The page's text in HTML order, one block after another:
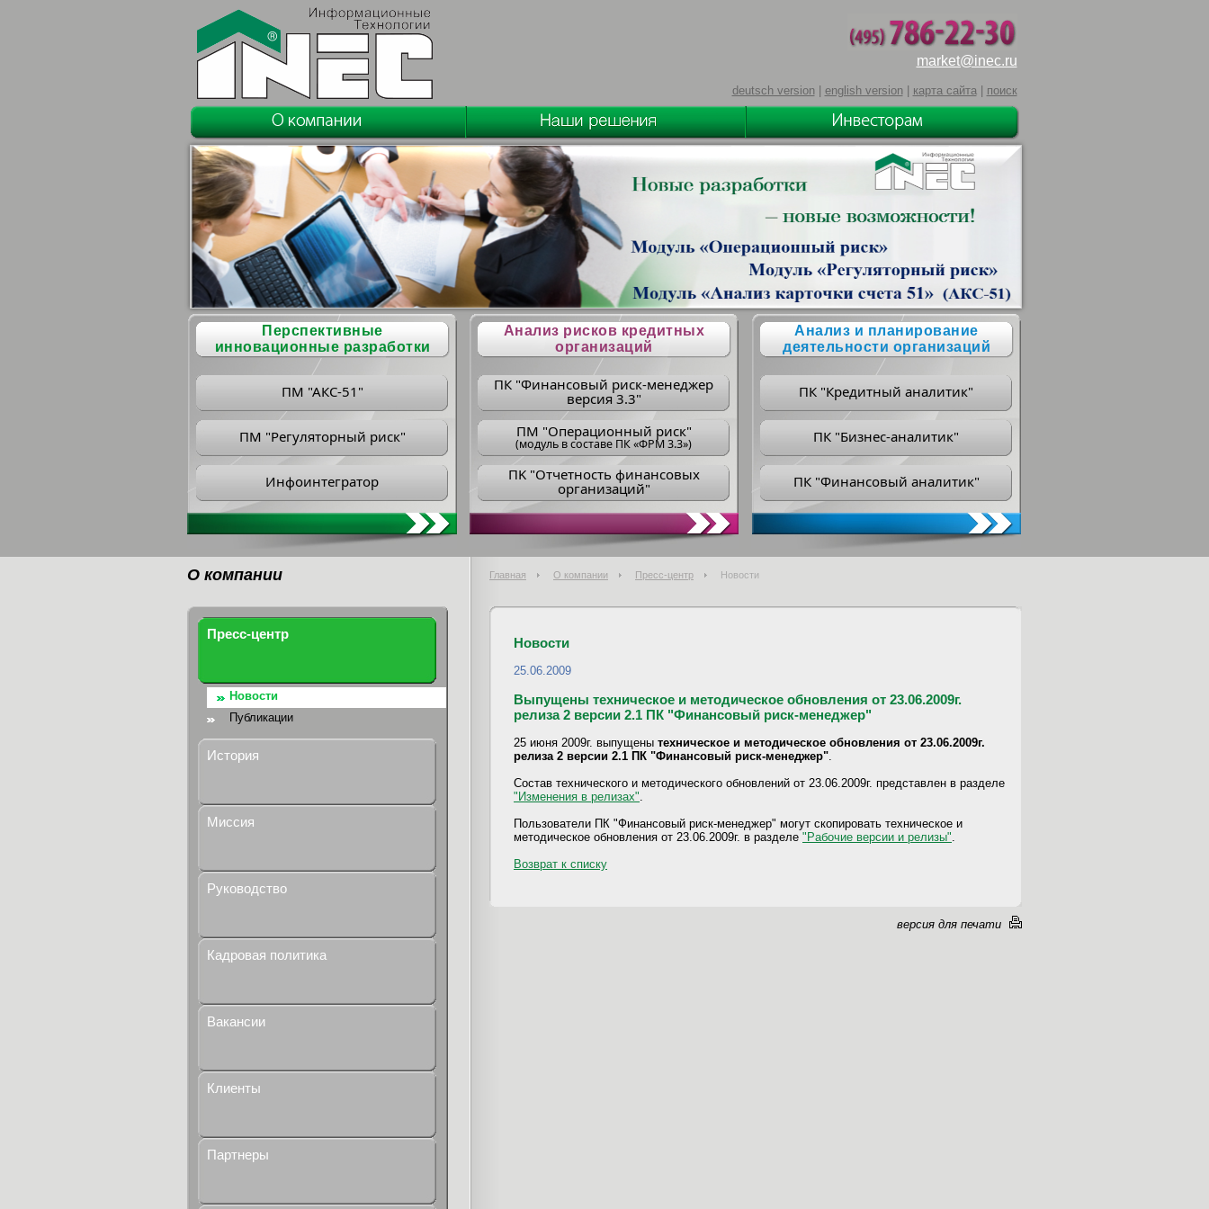
market@inec.ru
deutsch version| english version| карта сайта| поиск
Перспективные
инновационные разработки
ПМ "АКС-51"
ПМ "Регуляторный риск"
Инфоинтегратор
Анализ рисков кредитных
организаций
ПК "Финансовый риск-менеджер
версия 3.3"
ПM "Операционный риск"
(модуль в составе ПК «ФРМ 3.3»)
ПK "Отчетность финансовых
организаций"
Анализ и планирование
деятельности организаций
ПК "Кредитный аналитик"
ПК "Бизнес-аналитик"
ПК "Финансовый аналитик"
О компании Главная О компании Пресс-центр Новости
Пресс-центр
Новости
Публикации
История
Миссия
Руководство
Кадровая политика
Вакансии
Клиенты
Партнеры
Новости
25.06.2009
Выпущены техническое и методическое обновления от 23.06.2009г.
релиза 2 версии 2.1 ПК "Финансовый риск-менеджер"
25 июня 2009г. выпущены техническое и методическое обновления от 23.06.2009г.
релиза 2 версии 2.1 ПК "Финансовый риск-менеджер"
Состав технического и методического обновлений от 23.06.2009г. представлен в разделе
"Изменения в релизах"
Пользователи ПК "Финансовый риск-менеджер" могут скопировать техническое и
методическое обновления от 23.06.2009г. в разделе "Рабочие версии и релизы"
Возврат к списку
версия для печати